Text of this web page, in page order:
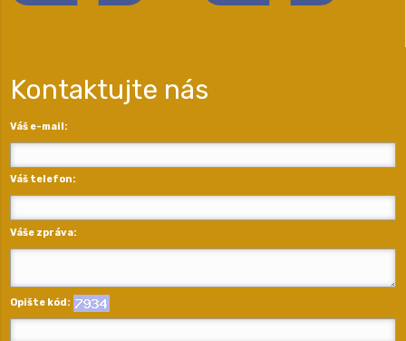
Kontaktujte nás
Váš e-mail:
Váš telefon:
Váše zpráva:
Opište kód: